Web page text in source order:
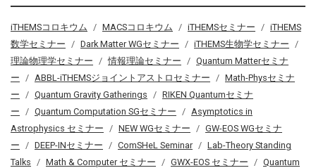
iTHEMSコロキウム MACSコロキウム iTHEMSセミナー
iTHEMS
数学セミナー
Dark Matter WGセミナー
iTHEMS生物学セミナー
理論物理学セミナー
情報理論セミナー
Quantum Matterセミナ
ー
ABBL-iTHEMSジョイントアストロセミナー
Math-Physセミナ
ー
Quantum Gravity Gatherings
RIKEN Quantumセミナ
ー
Quantum Computation SGセミナー
Asymptotics in
Astrophysics セミナー
NEW WGセミナー
GW-EOS WGセミナ
ー
DEEP-INセミナー ComSHeL Seminar
Lab-Theory Standing
Talks
Math & Computer セミナー GWX-EOS セミナー
Quantum